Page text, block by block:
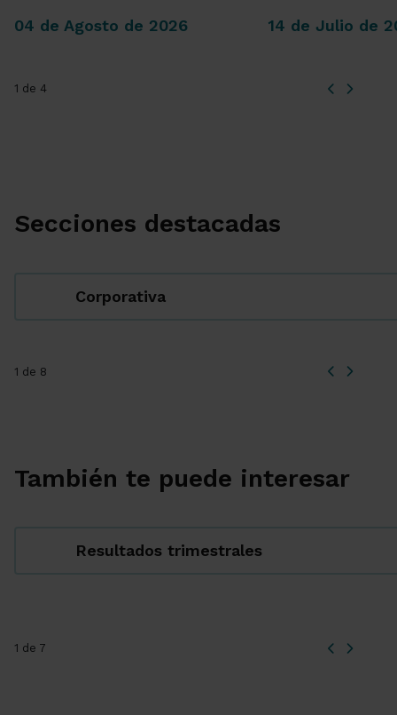
04 de Agosto de 2026 14 de Julio de
1 de 4
Secciones destacadas
Corporativa
1 de 8
También te puede interesar
Resultados trimestrales
1 de 7